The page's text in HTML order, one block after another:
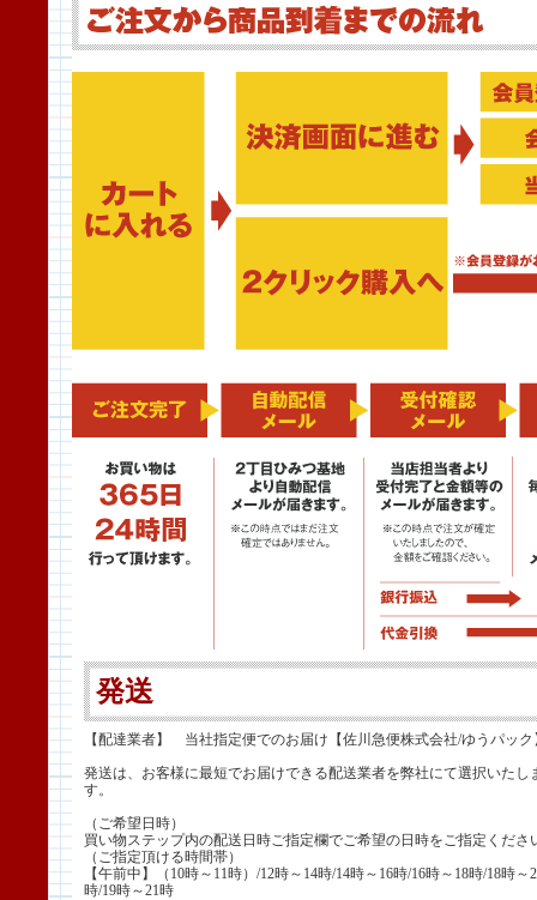
発送
【配達業者】 当社指定便でのお届け【佐川急便株式会社/ゆうパック
発送は、お客様に最短でお届けできる配送業者を弊社にて選択いたし
す。
（ご希望日時）
買い物ステップ内の配送日時ご指定欄でご希望の日時をご指定くださ
（ご指定頂ける時間帯）
【午前中】（10時～11時）/12時～14時/14時～16時/16時～18時/18時～
時/19時～21時